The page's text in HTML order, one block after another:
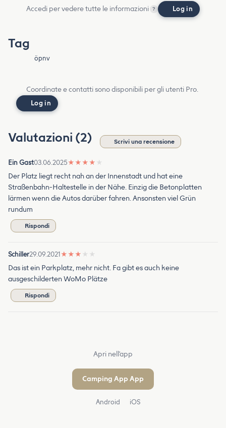
Accedi per vedere tutte le informazioni ? Log in
Tag
öpnv
Coordinate e contatti sono disponibili per gli utenti Pro.
Log in
Valutazioni (2) Scrivi una recensione
Ein Gast03.06.2025★ ★ ★ ★ ★
Der Platz liegt recht nah an der Innenstadt und hat eine
Straßenbahn-Haltestelle in der Nähe. Einzig die Betonplatten
lärmen wenn die Autos darüber fahren. Ansonsten viel Grün
rundum
Rispondi
Schiller29.09.2021★ ★ ★ ★ ★
Das ist ein Parkplatz, mehr nicht. Fa gibt es auch keine
ausgeschilderten WoMo Plätze
Rispondi
Apri nell'app
Camping App App
Android iOS